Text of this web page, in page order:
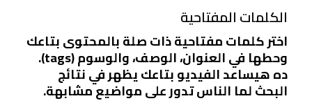
الكلمات المفتاحية
اختر كلمات مفتاحية ذات صلة بالمحتوى بتاعك
وحطها في العنوان، الوصف، والوسوم (tags).
ده هيساعد الفيديو بتاعك يظهر في نتائج
البحث لما الناس تدور على مواضيع مشابهة.